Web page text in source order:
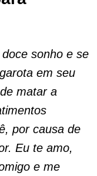
sonho e se
em seu
matar a
por causa de
Eu te amo,
e me